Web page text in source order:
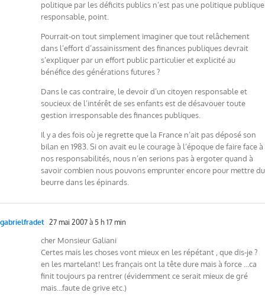
politique par les déficits publics n’est pas une politique publique
responsable, point.
Pourrait-on tout simplement imaginer que tout relâchement
dans l’effort d’assainissment des finances publiques devrait
s’expliquer par un effort public particulier et explicité au
bénéfice des générations futures ?
Dans le cas contraire, le devoir d’un citoyen responsable et
soucieux de l’intérêt de ses enfants est de désavouer toute
gestion irresponsable des finances publiques.
Il y a des fois où je regrette que la France n’ait pas déposé son
bilan en 1983. Si on avait eu le courage à l’époque de faire face à
nos responsabilités, nous n’en serions pas à ergoter quand à
savoir combien nous pouvons emprunter encore pour mettre du
beurre dans les épinards.
gabrielfradet 27 mai 2007 à 5 h 17 min
cher Monsieur Galiani
Certes mais les choses vont mieux en les répétant , que dis-je ?
en les martelant! Les français ont la tête dure mais à force …ca
finit toujours pa rentrer (évidemment ce serait mieux de gré
mais…faute de grive etc.)